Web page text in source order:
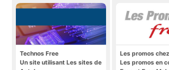
Technos Free
Un site utilisant Les sites de
Les promos
Les promos en